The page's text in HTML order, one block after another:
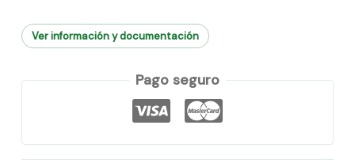
Ver información y documentación
Pago seguro